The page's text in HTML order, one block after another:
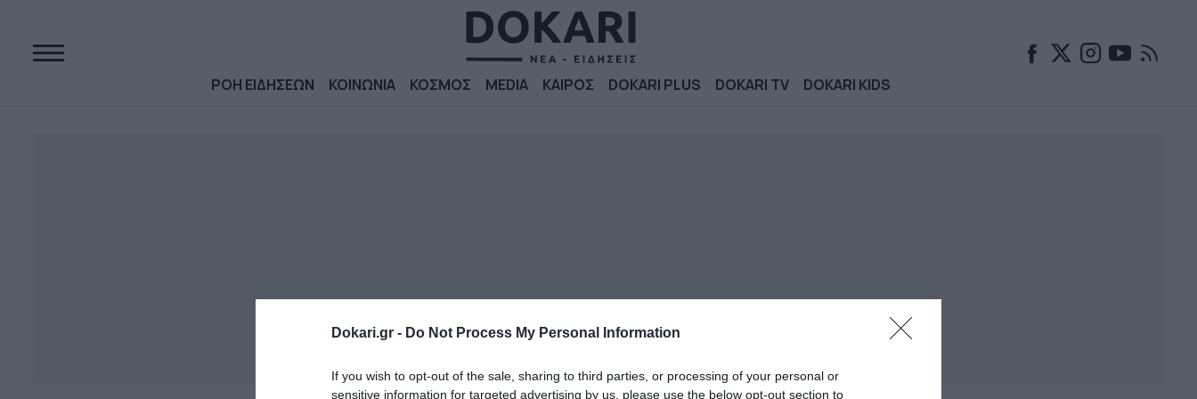
Dokari.gr - Do Not Process My Personal Information
If you wish to opt-out of the sale, sharing to third parties, or processing of your personal or
sensitive information for targeted advertising by us, please use the below opt-out section to
ΡΟΗ ΕΙΔΗΣΕΩΝ ΚΟΙΝΩΝΙΑ ΚΟΣΜΟΣ MEDIA ΚΑΙΡΟΣ DOKARI PLUS DOKARI TV DOKARI KIDS